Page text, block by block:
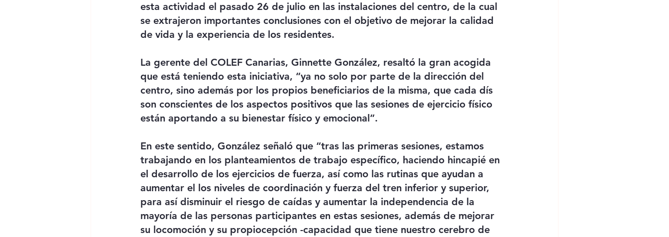
esta actividad el pasado 26 de julio en las instalaciones del centro, de la cual
se extrajeron importantes conclusiones con el objetivo de mejorar la calidad
de vida y la experiencia de los residentes.
La gerente del COLEF Canarias, Ginnette González, resaltó la gran acogida
que está teniendo esta iniciativa, “ya no solo por parte de la dirección del
centro, sino además por los propios beneficiarios de la misma, que cada dís
son conscientes de los aspectos positivos que las sesiones de ejercicio físico
están aportando a su bienestar físico y emocional”.
En este sentido, González señaló que “tras las primeras sesiones, estamos
trabajando en los planteamientos de trabajo específico, haciendo hincapié en
el desarrollo de los ejercicios de fuerza, así como las rutinas que ayudan a
aumentar el los niveles de coordinación y fuerza del tren inferior y superior,
para así disminuir el riesgo de caídas y aumentar la independencia de la
mayoría de las personas participantes en estas sesiones, además de mejorar
su locomoción y su propiocepción -capacidad que tiene nuestro cerebro de